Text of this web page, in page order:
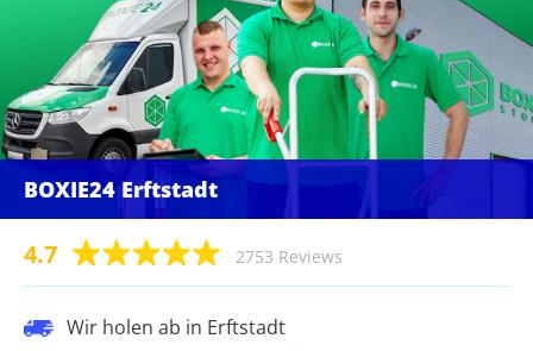
BOXIE24 Erftstadt
4.7 2753 Reviews
Wir holen ab in Erftstadt